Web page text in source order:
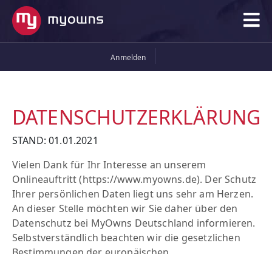
Anmelden
DATENSCHUTZERKLÄRUNG
STAND: 01.01.2021
Vielen Dank für Ihr Interesse an unserem
Onlineauftritt (https://www.myowns.de). Der Schutz
Ihrer persönlichen Daten liegt uns sehr am Herzen.
An dieser Stelle möchten wir Sie daher über den
Datenschutz bei MyOwns Deutschland informieren.
Selbstverständlich beachten wir die gesetzlichen